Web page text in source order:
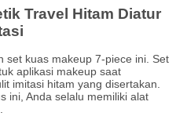
Travel Hitam Diatur
set kuas makeup 7-piece ini. Set
aplikasi makeup saat
imitasi hitam yang disertakan.
ini, Anda selalu memiliki alat